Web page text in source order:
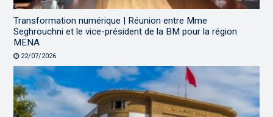
Transformation numérique | Réunion entre Mme
Seghrouchni et le vice-président de la BM pour la région
MENA
22/07/2026